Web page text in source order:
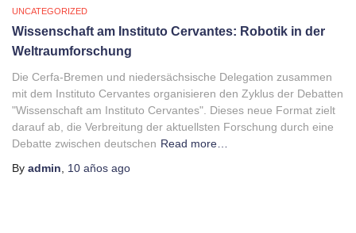
UNCATEGORIZED
Wissenschaft am Instituto Cervantes: Robotik in der
Weltraumforschung
Die Cerfa-Bremen und niedersächsische Delegation zusammen
mit dem Instituto Cervantes organisieren den Zyklus der Debatten
"Wissenschaft am Instituto Cervantes". Dieses neue Format zielt
darauf ab, die Verbreitung der aktuellsten Forschung durch eine
Debatte zwischen deutschen Read more…
By admin, 10 años ago